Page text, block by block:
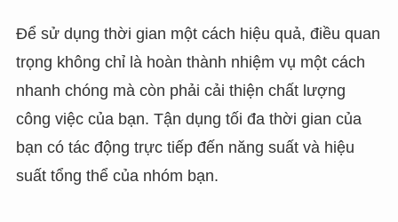
Để sử dụng thời gian một cách hiệu quả, điều quan
trọng không chỉ là hoàn thành nhiệm vụ một cách
nhanh chóng mà còn phải cải thiện chất lượng
công việc của bạn. Tận dụng tối đa thời gian của
bạn có tác động trực tiếp đến năng suất và hiệu
suất tổng thể của nhóm bạn.